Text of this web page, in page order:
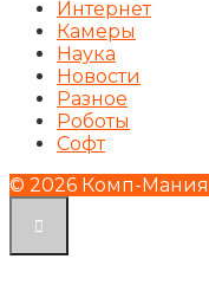
Интернет
Камеры
Наука
Новости
Разное
Роботы
Софт
© 2026 Комп-Мания